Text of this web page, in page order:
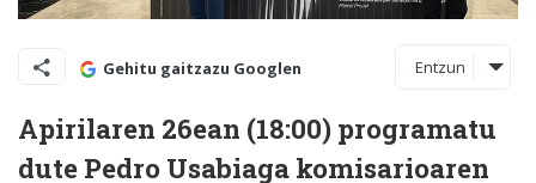
Gehitu gaitzazu Googlen Entzun
Apirilaren 26ean (18:00) programatu
dute Pedro Usabiaga komisarioaren